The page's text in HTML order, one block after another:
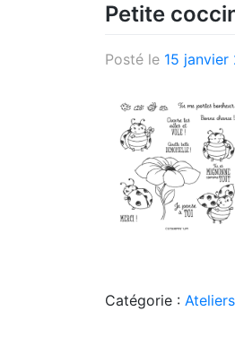
Petite
Posté le 15 janvier
Catégorie : Ateliers